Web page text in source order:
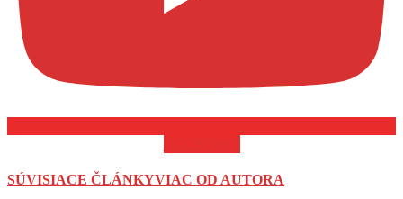
SÚVISIACE ČLÁNKYVIAC OD AUTORA